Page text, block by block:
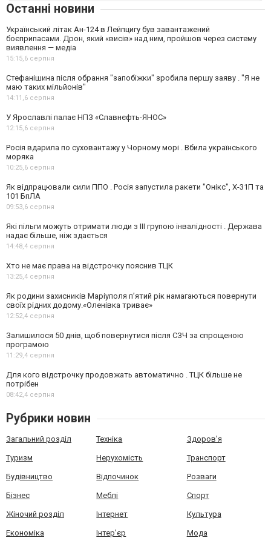
Останні новини
Український літак Ан-124 в Лейпцигу був завантажений
боєприпасами. Дрон, який «висів» над ним, пройшов через систему
виявлення — медіа
15:15,6 серпня
Стефанішина після обрання "запобіжки" зробила першу заяву . "Я не
маю таких мільйонів"
14:11,6 серпня
У Ярославлі палає НПЗ «Славнєфть-ЯНОС»
12:15,6 серпня
Росія вдарила по суховантажу у Чорному морі . Вбила українського
моряка
10:25,6 серпня
Як відпрацювали сили ППО . Росія запустила ракети "Онікс", Х-31П та
101 БпЛА
09:53,6 серпня
Які пільги можуть отримати люди з III групою інвалідності . Держава
надає більше, ніж здається
14:48,4 серпня
Хто не має права на відстрочку пояснив ТЦК
13:25,4 серпня
Як родини захисників Маріуполя пʼятий рік намагаються повернути
своїх рідних додому.«Оленівка триває»
12:52,4 серпня
Залишилося 50 днів, щоб повернутися після СЗЧ за спрощеною
програмою
11:29,4 серпня
Для кого відстрочку продовжать автоматично . ТЦК більше не
потрібен
08:42,4 серпня
Рубрики новин
Загальний розділ Техніка Здоров'я
Туризм Нерухомість Транспорт
Будівництво Відпочинок Розваги
Бізнес Меблі Спорт
Жіночий розділ Інтернет Культура
Економіка Інтер'єр Мода